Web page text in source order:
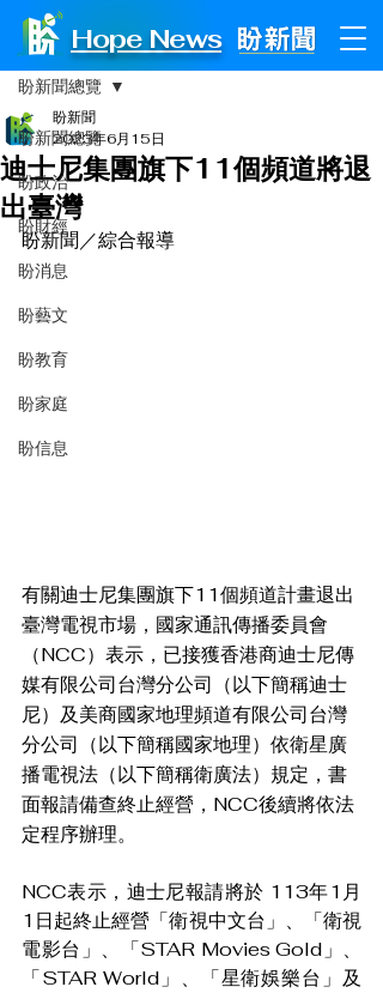
Hope News
文章
盼新聞總覽
盼政治
盼財經
盼消息
盼藝文
盼教育
盼家庭
盼信息
盼新聞總覽
迪士尼集團旗下11個頻道將退
出臺灣
盼新聞
2023年6月15日
盼新聞／綜合報導
有關迪士尼集團旗下11個頻道計畫退出
臺灣電視市場，國家通訊傳播委員會
（NCC）表示，已接獲香港商迪士尼傳
媒有限公司台灣分公司（以下簡稱迪士
尼）及美商國家地理頻道有限公司台灣
分公司（以下簡稱國家地理）依衛星廣
播電視法（以下簡稱衛廣法）規定，書
面報請備查終止經營，NCC後續將依法
定程序辦理。
NCC表示，迪士尼報請將於 113年1月
1日起終止經營「衛視中文台」、「衛視
電影台」、「STAR Movies Gold」、
「STAR World」、「星衛娛樂台」及